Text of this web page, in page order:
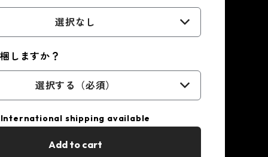
選択なし
しますか？
選択する（必須）
International shipping available
Add to cart